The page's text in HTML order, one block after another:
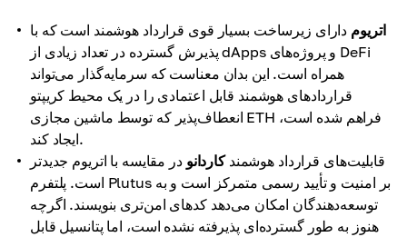
اتریوم دارای زیرساخت بسیار قوی قرارداد هوشمند است که با
پذیرش گسترده در تعداد زیادی از dApps و پروژه‌های DeFi
همراه است. این بدان معناست که سرمایه‌گذار می‌تواند
قراردادهای هوشمند قابل اعتمادی را در یک محیط کریپتو
انعطاف‌پذیر که توسط ماشین مجازی ETH فراهم شده است،
ایجاد کند.
قابلیت‌های قرارداد هوشمندکاردانو در مقایسه با اتریوم جدیدتر
است. پلتفرم Plutus بر امنیت و تأیید رسمی متمرکز است و به
توسعه‌دهندگان امکان می‌دهد کدهای امن‌تری بنویسند. اگرچه
هنوز به طور گسترده‌ای پذیرفته نشده است، اما پتانسیل قابل